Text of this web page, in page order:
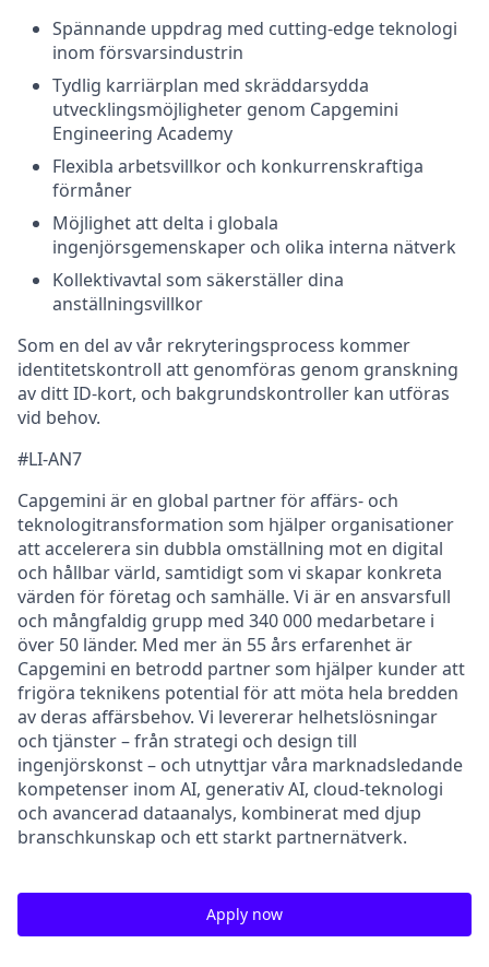
Spännande uppdrag med cutting-edge teknologi
inom försvarsindustrin
Tydlig karriärplan med skräddarsydda
utvecklingsmöjligheter genom Capgemini
Engineering Academy
Flexibla arbetsvillkor och konkurrenskraftiga
förmåner
Möjlighet att delta i globala
ingenjörsgemenskaper och olika interna nätverk
Kollektivavtal som säkerställer dina
anställningsvillkor
Som en del av vår rekryteringsprocess kommer
identitetskontroll att genomföras genom granskning
av ditt ID-kort, och bakgrundskontroller kan utföras
vid behov.
#LI-AN7
Capgemini är en global partner för affärs- och
teknologitransformation som hjälper organisationer
att accelerera sin dubbla omställning mot en digital
och hållbar värld, samtidigt som vi skapar konkreta
värden för företag och samhälle. Vi är en ansvarsfull
och mångfaldig grupp med 340 000 medarbetare i
över 50 länder. Med mer än 55 års erfarenhet är
Capgemini en betrodd partner som hjälper kunder att
frigöra teknikens potential för att möta hela bredden
av deras affärsbehov. Vi levererar helhetslösningar
och tjänster – från strategi och design till
ingenjörskonst – och utnyttjar våra marknadsledande
kompetenser inom AI, generativ AI, cloud-teknologi
och avancerad dataanalys, kombinerat med djup
branschkunskap och ett starkt partnernätverk.
Apply now